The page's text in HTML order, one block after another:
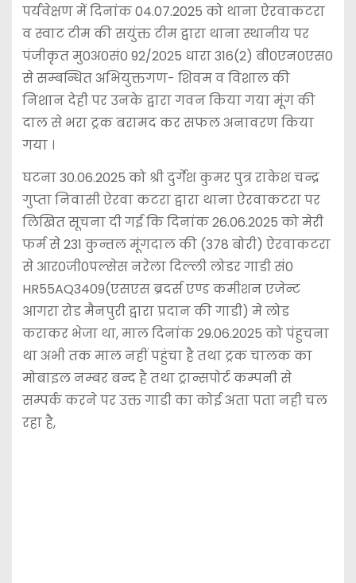
पर्यवेक्षण में दिनांक 04.07.2025 को थाना ऐरवाकटरा
व स्वाट टीम की सयुंक्त टीम द्वारा थाना स्थानीय पर
पंजीकृत मु0अ0सं0 92/2025 धारा 316(2) बी0एन0एस0
से सम्बन्धित अभियुक्तगण- शिवम व विशाल की
निशान देही पर उनके द्वारा गवन किया गया मूंग की
दाल से भरा ट्रक बरामद कर सफल अनावरण किया
गया ।
घटना 30.06.2025 को श्री दुर्गेश कुमर पुत्र राकेश चन्द्र
गुप्ता निवासी ऐरवा कटरा द्वारा थाना ऐरवाकटरा पर
लिखित सूचना दी गई कि दिनांक 26.06.2025 को मेरी
फर्म से 231 कुन्तल मूंगदाल की (378 बोरी) ऐरवाकटरा
से आर0जी0पल्सेस नरेला दिल्ली लोडर गाडी सं0
HR55AQ3409(एसएस ब्रदर्स एण्ड कमीशन एजेन्ट
आगरा रोड मैनपुरी द्वारा प्रदान की गाडी) मे लोड
कराकर भेजा था, माल दिनांक 29.06.2025 को पंहुचना
था अभी तक माल नहीं पहुंचा है तथा ट्रक चालक का
मोबाइल नम्बर बन्द है तथा ट्रान्सपोर्ट कम्पनी से
सम्पर्क करने पर उक्त गाडी का कोई अता पता नही चल
रहा है,